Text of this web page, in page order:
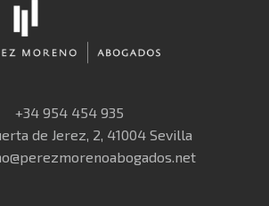
+34 954 454 935
de Jerez, 2, 41004 Sevilla